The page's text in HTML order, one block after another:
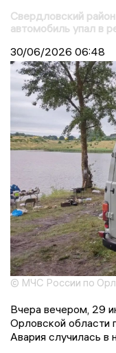
Свердловский
автомобиль упал в
30/06/2026 06:48
© МЧС России по
Вчера вечером, 29
Орловской
Авария случилась в